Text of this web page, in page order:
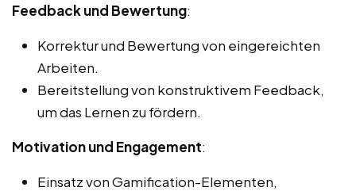
Feedback und Bewertung:
Korrektur und Bewertung von eingereichten
Arbeiten.
Bereitstellung von konstruktivem Feedback,
um das Lernen zu fördern.
Motivation und Engagement:
Einsatz von Gamification-Elementen,